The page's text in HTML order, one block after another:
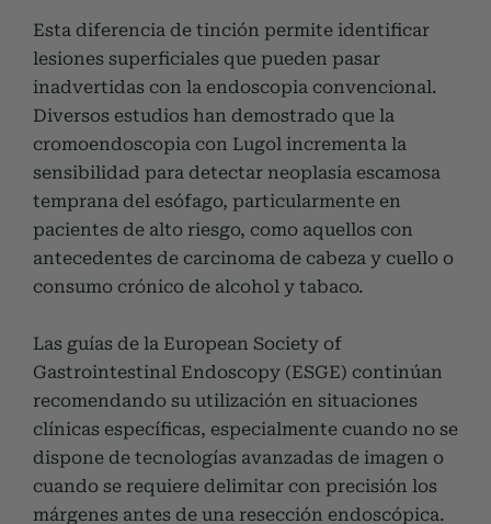
Esta diferencia de tinción permite identificar
lesiones superficiales que pueden pasar
inadvertidas con la endoscopia convencional.
Diversos estudios han demostrado que la
cromoendoscopia con Lugol incrementa la
sensibilidad para detectar neoplasia escamosa
temprana del esófago, particularmente en
pacientes de alto riesgo, como aquellos con
antecedentes de carcinoma de cabeza y cuello o
consumo crónico de alcohol y tabaco.
Las guías de la European Society of
Gastrointestinal Endoscopy (ESGE) continúan
recomendando su utilización en situaciones
clínicas específicas, especialmente cuando no se
dispone de tecnologías avanzadas de imagen o
cuando se requiere delimitar con precisión los
márgenes antes de una resección endoscópica.